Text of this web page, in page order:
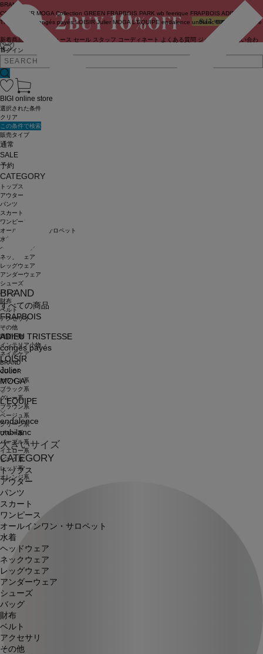
ログイン
BRAND
COUTURIER MOGA Collection GREEN FRAPBOIS PARK wb feerique FRAPBOIS ADIEU
TRISTESSE
congés payés LOISIR Julier MOGA L'EQUIPE endalence unbilanc BIGI online store
新着商品 ニュース セール スタッフ コーディネート よくある質問 ジャーナル
お問い合わ
せ
BRAND
すべての商品
FRAPBOIS
ADIEU TRISTESSE
congés payés
LOISIR
Julier
MOGA
L'EQUIPE
endalence
unbilanc
大きいサイズ
CATEGORY
トップス
アウター
パンツ
スカート
ワンピース
オールインワン・サロペット
水着
ヘッドウェア
ネックウェア
レッグウェア
アンダーウェア
シューズ
バッグ
財布
ベルト
アクセサリ
その他
BIGI online store
選択された条件
クリア
この条件で検索
販売タイプ
通常
SALE
予約
CATEGORY
トップス
アウター
パンツ
スカート
ワンピース
オールインワン・サロペット
水着
ヘッドウェア
ネックウェア
レッグウェア
アンダーウェア
シューズ
バッグ
財布
ベルト
アクセサリ
その他
雑貨小物
インテリア小物
ネイルケア
BRAND
COLOR
ホワイト系
ブラック系
グレー系
ブラウン系
ベージュ系
グリーン系
ブルー系
パープル系
イエロー系
ピンク系
レッド系
オレンジ系